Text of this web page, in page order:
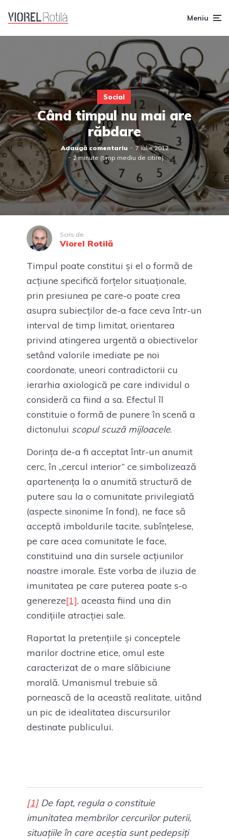
Meniu
Social
Când timpul nu mai are
răbdare
Adaugă comentariu
7 iulie 2012
2 minute (timp mediu de citire)
Scris de
Viorel Rotilă
Timpul poate constitui și el o formă de
acțiune specifică forțelor situaționale,
prin presiunea pe care-o poate crea
asupra subiecților de-a face ceva într-un
interval de timp limitat, orientarea
privind atingerea urgentă a obiectivelor
setând valorile imediate pe noi
coordonate, uneori contradictorii cu
ierarhia axiologică pe care individul o
consideră ca fiind a sa. Efectul îl
constituie o formă de punere în scenă a
dictonului scopul scuză mijloacele.
Dorința de-a fi acceptat într-un anumit
cerc, în „cercul interior” ce simbolizează
apartenența la o anumită structură de
putere sau la o comunitate privilegiată
(aspecte sinonime în fond), ne face să
acceptă imboldurile tacite, subînțelese,
pe care acea comunitate le face,
constituind una din sursele acțiunilor
noastre imorale. Este vorba de iluzia de
imunitatea pe care puterea poate s-o
genereze[1], aceasta fiind una din
condițiile atracției sale.
Raportat la pretențiile și conceptele
marilor doctrine etice, omul este
caracterizat de o mare slăbiciune
morală. Umanismul trebuie să
pornească de la această realitate, uitând
un pic de idealitatea discursurilor
destinate publicului.
[1]De fapt, regula o constituie
imunitatea membrilor cercurilor puterii,
situațiile în care aceștia sunt pedepsiți